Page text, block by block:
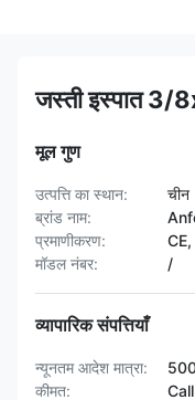
जस्ती इस्पात 3/
मूल गुण
उत्पत्ति का स्थान:
चीन
ब्रांड नाम:
प्रमाणीकरण:
मॉडल नंबर:
/
व्यापारिक संपत्तियाँ
न्यूनतम आदेश मात्रा:
कीमत: